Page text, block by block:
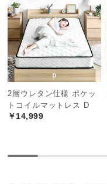
型
商
品
の
配
に
つ
2層ウレタン仕様 ポケッ
トコイルマットレス D
￥14,999